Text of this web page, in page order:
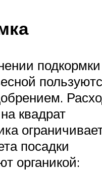
подкормки
квадрат
посадки
органикой: